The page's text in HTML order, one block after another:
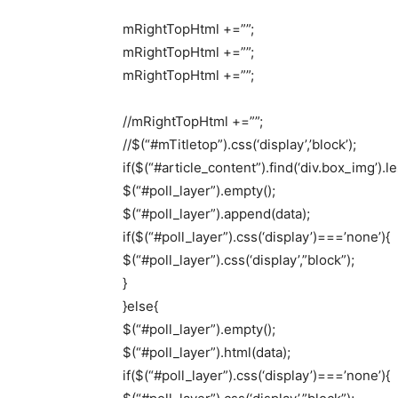
mRightTopHtml +=””;
mRightTopHtml +=””;
mRightTopHtml +=””;
//mRightTopHtml +=””;
//$(“#mTitletop”).css(‘display’,’block’);
$(“#poll_layer”).empty();
$(“#poll_layer”).append(data);
if($(“#poll_layer”).css(‘display’)===’none’){
$(“#poll_layer”).css(‘display’,”block”);
}
}else{
$(“#poll_layer”).empty();
$(“#poll_layer”).html(data);
if($(“#poll_layer”).css(‘display’)===’none’){